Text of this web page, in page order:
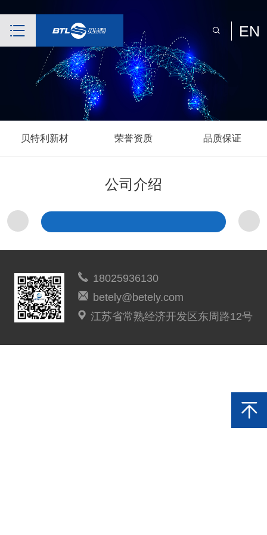
EN
贝特利新材 荣誉资质 品质保证
公司介绍
18025936130
betely@betely.com
江苏省常熟经济开发区东周路12号